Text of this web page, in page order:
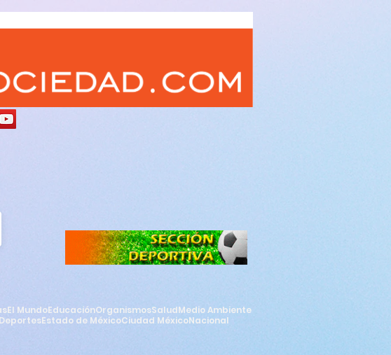
El MundoEducaciónOrganismosSaludMedio Ambiente
DeportesEstado de MéxicoCiudad MéxicoNacional